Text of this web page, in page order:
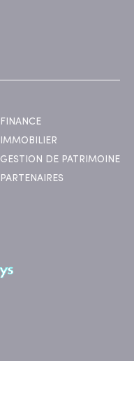
FINANCE
IMMOBILIER
GESTION DE PATRIMOINE
PARTENAIRES